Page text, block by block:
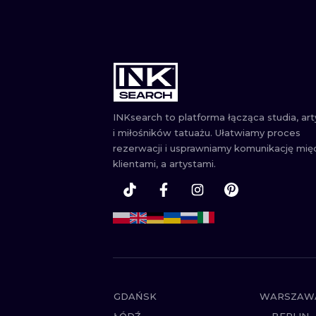
INKsearch to platforma łącząca studia,
i miłośników tatuażu. Ułatwiamy proces
rezerwacji i usprawniamy komunikację
klientami, a artystami.
GDAŃSK